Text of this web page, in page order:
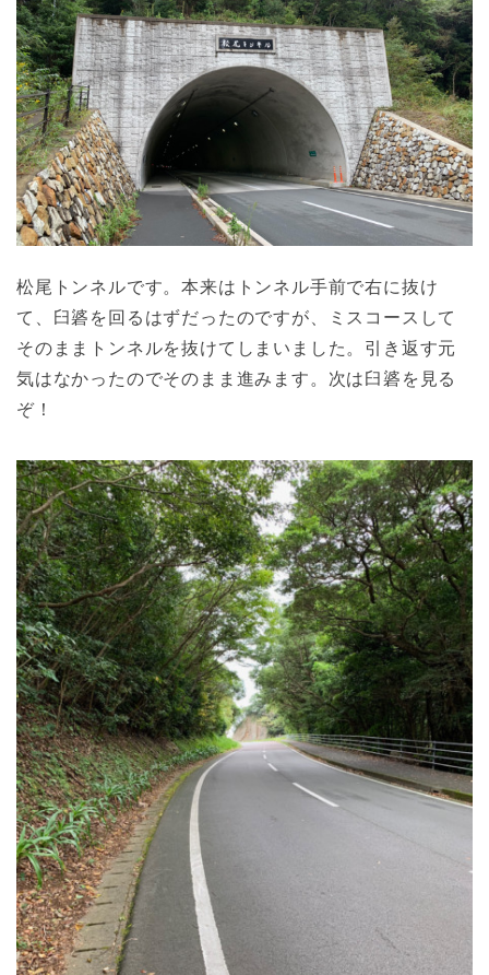
松尾トンネルです。本来はトンネル手前で右に抜け
て、臼碆を回るはずだったのですが、ミスコースして
そのままトンネルを抜けてしまいました。引き返す元
気はなかったのでそのまま進みます。次は臼碆を見る
ぞ！